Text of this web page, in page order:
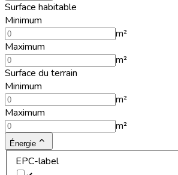
Surface habitable
Minimum
m²
Maximum
m²
Surface du terrain
Minimum
m²
Maximum
m²
Énergie
EPC-label